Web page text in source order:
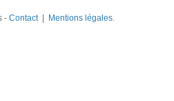
- Contact| Mentions légales.